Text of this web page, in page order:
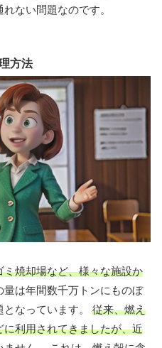
ない問題なのです。
方法
焼却場など、様々な施設か
量は年間数千万トンにものぼ
なっています。 従来、燃え
利用されてきましたが、近